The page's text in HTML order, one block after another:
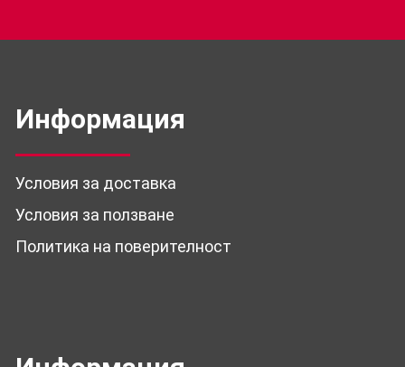
Информация
Условия за доставка
Условия за ползване
Политика на поверителност